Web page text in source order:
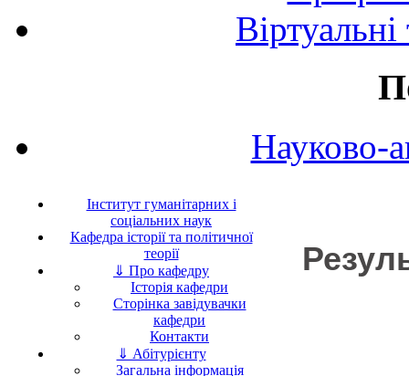
Науково-
Інститут гуманітарних і
соціальних наук
Кафедра історії та політичної
теорії
⇓ Про кафедру
Історія кафедри
Сторінка завідувачки
кафедри
Контакти
⇓ Абітурієнту
Загальна інформація